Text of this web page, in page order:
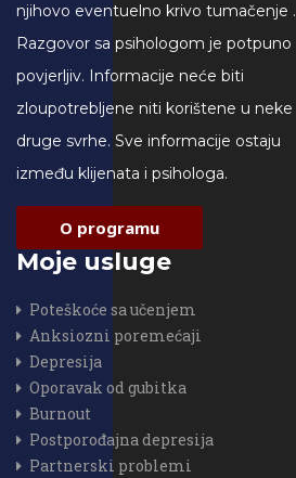
njihovo eventuelno krivo tumačenje .
Razgovor sa psihologom je potpuno
povjerljiv. Informacije neće biti
zloupotrebljene niti korištene u neke
druge svrhe. Sve informacije ostaju
između klijenata i psihologa.
O programu
Moje usluge
Poteškoće sa učenjem
Anksiozni poremećaji
Depresija
Oporavak od gubitka
Burnout
Postporođajna depresija
Partnerski problemi